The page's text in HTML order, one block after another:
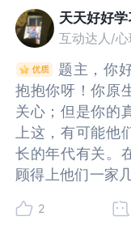
一边，在勉强自
系。说明这些努
性质，才会让你
抵触靠近，就暂
吧。如果需要接
既不失毫无回应
了双方的距离。
沟通”之类的评
压力的评判。我
性的语言，都是
边，在勉强自
系。说明这些努
性质，才会让你
抵触靠近，就暂
吧。如果需要接
既不失毫无回应
了双方的距离。
沟通”之类的评
压力的评判。我
性的语言，都是
你拉扯得很消
象，更重要的可
客体丧失，而爸
入狱服刑成了一
这是客体爱的丧
悼的过程的。你
已经在咨询中工
是需要一些时间
是“被优待的孤
得很消耗，但这
要的可能是深层
失，而爸爸，又
刑成了一个犯罪
体爱的丧失。这
程的。你有过长
咨询中工作过很
一些时间去消化
的孤立”，仔细地
因妹妹忙挡着
吧，如果你主动
哥的录音，第
了，第二次再说
呢？答应又食言
让你从小经受打
认为自身价值由
终没有形成边界
由于童年被管控
伤，长大后遇到
们要控制我，我
妹忙挡着了】，
果你主动联系妹
音，第一次和他
次再说不知道他
又食言让人感觉
经受打骂和管控
价值由家人评判
成边界感，没有
被管控、否定、
遇到相似的情
我，我逃不开。
天天好好学
题主，你
抱抱你呀！你原
关心；但是你的
上这，有可能他
长的年代有关。
顾得上他们一家
生理需求。只有
抱抱你呀！你原
关心；但是你的
上这，有可能他
长的年代有关。
顾得上他们一家
求。只有满足了
2